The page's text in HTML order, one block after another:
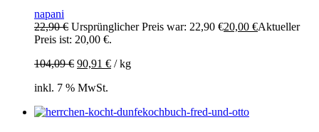
napani
22,90€ Ursprünglicher Preis war: 22,90 €20,00 €Aktueller
Preis ist: 20,00 €.
104,09€ 90,91 € /kg
inkl. 7 % MwSt.